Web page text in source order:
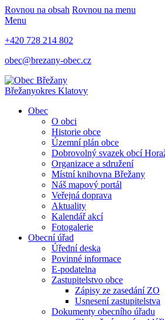
Rovnou na obsah Rovnou na menu
Menu
+420 728 214 802
obec@brezany-obec.cz
Břežanyokres Klatovy
Obec
O obci
Historie obce
Územní plán obce
Dobrovolný svazek obcí
Organizace a sdružení
Místní knihovna Břežany
Náš mapový portál
Veřejná doprava
Aktuality
Kalendář akcí
Fotogalerie
Obecní úřad
Úřední deska
Povinné informace
E-podatelna
Zastupitelstvo obce
Zápisy ze zasedání ZO
Usnesení zastupitelstva
Dokumenty obecního úřadu